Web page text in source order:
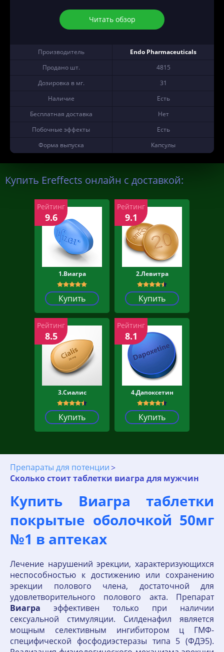
Читать обзор
Производитель
Endo Pharmaceuticals
Продано шт.
4815
Дозировка в мг.
31
Наличие
Есть
Бесплатная доставка
Нет
Побочные эффекты
Есть
Форма выпуска
Капсулы
Купить Ereffects онлайн с доставкой:
1.Виагра
Купить
Рейтинг
9.6
2.Левитра
Купить
Рейтинг
9.1
3.Сиалис
Купить
Рейтинг
8.5
4.Дапоксетин
Купить
Рейтинг
8.1
Препараты для потенции
Сколько стоит таблетки виагра для мужчин
Купить Виагра таблетки
покрытые оболочкой 50мг
№1 в аптеках
Лечение нарушений эрекции, характеризующихся
неспособностью к достижению или сохранению
эрекции полового члена, достаточной для
удовлетворительного полового акта. Препарат
Виагра эффективен только при наличии
сексуальной стимуляции. Силденафил является
мощным селективным ингибитором ц ГМФ-
специфической фосфодиэстеразы типа 5 (ФДЭ5).